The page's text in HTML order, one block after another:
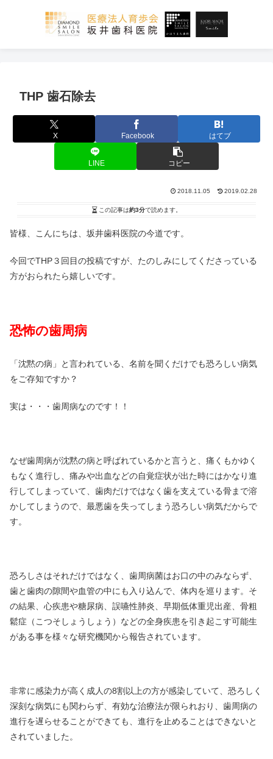
THP 歯石除去
X Facebook はてブ
LINE コピー
2018.11.05 2019.02.28
この記事は約3分で読めます。
皆様、こんにちは、坂井歯科医院の今道です。
今回でTHP３回目の投稿ですが、たのしみにしてくださっている
方がおられたら嬉しいです。
恐怖の歯周病
「沈黙の病」と言われている、名前を聞くだけでも恐ろしい病気
をご存知ですか？
実は・・・歯周病なのです！！
なぜ歯周病が沈黙の病と呼ばれているかと言うと、痛くもかゆく
もなく進行し、痛みや出血などの自覚症状が出た時にはかなり進
行してしまっていて、歯肉だけではなく歯を支えている骨まで溶
かしてしまうので、最悪歯を失ってしまう恐ろしい病気だからで
す。
恐ろしさはそれだけではなく、歯周病菌はお口の中のみならず、
歯と歯肉の隙間や血管の中にも入り込んで、体内を巡ります。そ
の結果、心疾患や糖尿病、誤嚥性肺炎、早期低体重児出産、骨粗
鬆症（こつそしょうしょう）などの全身疾患を引き起こす可能生
がある事を様々な研究機関から報告されています。
非常に感染力が高く成人の8割以上の方が感染していて、恐ろしく
深刻な病気にも関わらず、有効な治療法が限られおり、歯周病の
進行を遅らせることができても、進行を止めることはできないと
されていました。